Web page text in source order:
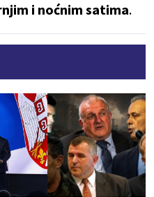
i noćnim satima.